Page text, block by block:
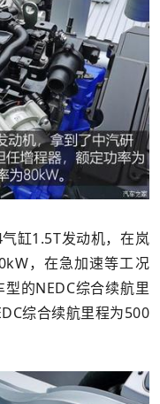
缸1.5T发动机，在岚
，在急加速等工况
的NEDC综合续航里
综合续航里程为500